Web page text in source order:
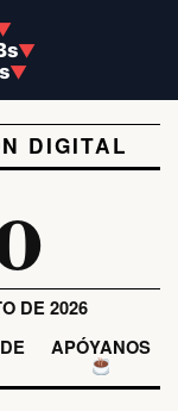
▼
▼
DIGITAL
DE 2026
APÓYANOS